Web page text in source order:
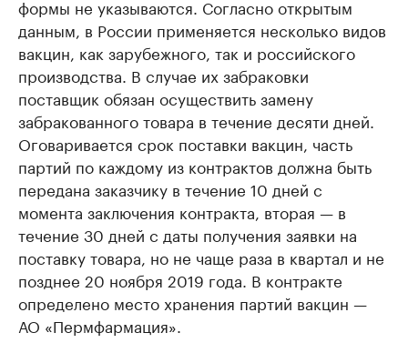
формы не указываются. Согласно открытым
данным, в России применяется несколько видов
вакцин, как зарубежного, так и российского
производства. В случае их забраковки
поставщик обязан осуществить замену
забракованного товара в течение десяти дней.
Оговаривается срок поставки вакцин, часть
партий по каждому из контрактов должна быть
передана заказчику в течение 10 дней с
момента заключения контракта, вторая — в
течение 30 дней с даты получения заявки на
поставку товара, но не чаще раза в квартал и не
позднее 20 ноября 2019 года. В контракте
определено место хранения партий вакцин —
АО «Пермфармация».